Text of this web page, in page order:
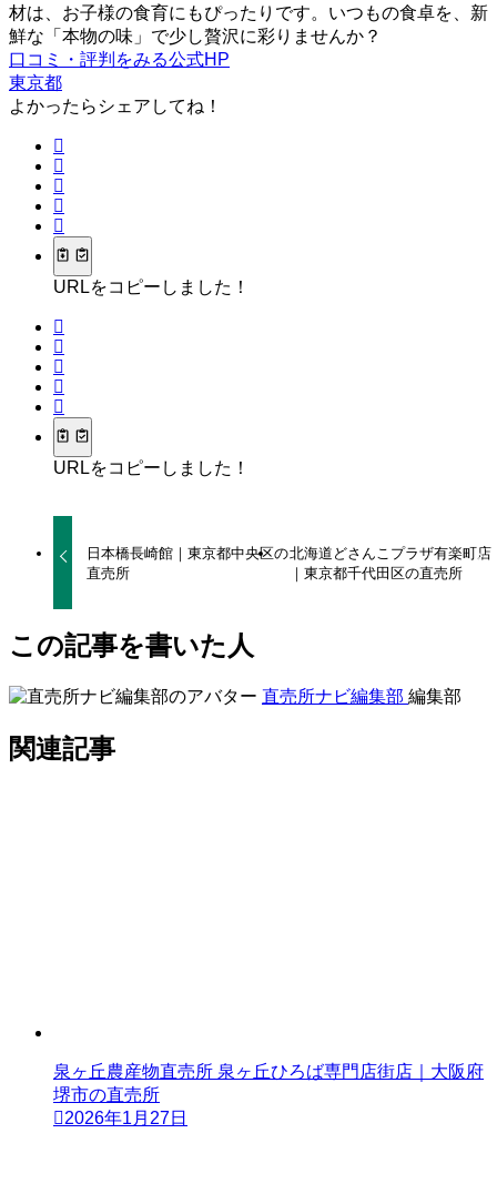
材は、お子様の食育にもぴったりです。いつもの食卓を、新
鮮な「本物の味」で少し贅沢に彩りませんか？
口コミ・評判をみる公式HP
東京都
よかったらシェアしてね！
URLをコピーしました！
URLをコピーしました！
日本橋長崎館｜東京都中央区の
直売所
北海道どさんこプラザ有楽町店
｜東京都千代田区の直売所
この記事を書いた人
直売所ナビ編集部 編集部
関連記事
泉ヶ丘農産物直売所 泉ヶ丘ひろば専門店街店｜大阪府
堺市の直売所
2026年1月27日